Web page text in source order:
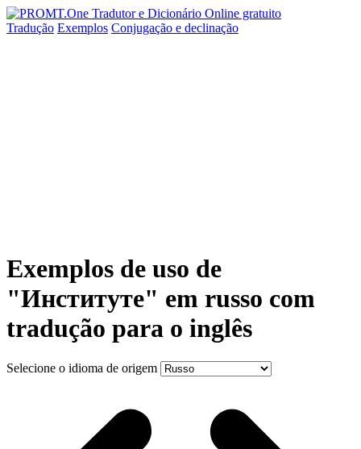
Tradução Exemplos Conjugação e declinação
Exemplos de uso de
"Институте" em russo com
tradução para o inglês
Selecione o idioma de origem